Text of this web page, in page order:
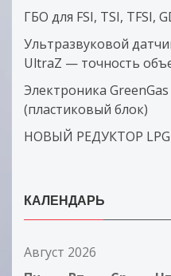
ГБО для FSI, TSI, TFSI,
Ультразвуковой
UltraZ — точность
Электроника GreenGas
(пластиковый блок)
НОВЫЙ РЕДУКТОР LPG
КАЛЕНДАРЬ
Август 2026